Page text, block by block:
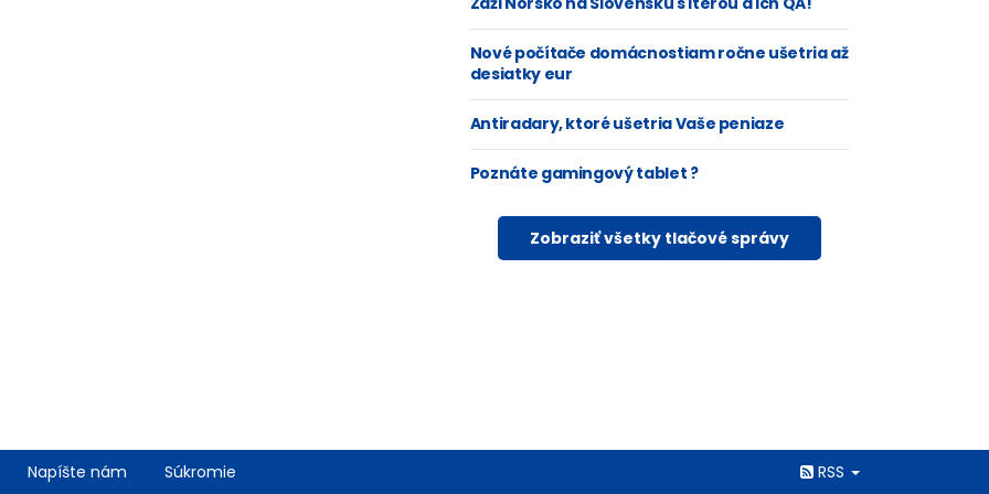
Nové počítače domácnostiam ročne ušetria až
desiatky eur
Antiradary, ktoré ušetria Vaše peniaze
Poznáte gamingový tablet ?
Zobraziť všetky tlačové správy
Napíšte nám Súkromie RSS